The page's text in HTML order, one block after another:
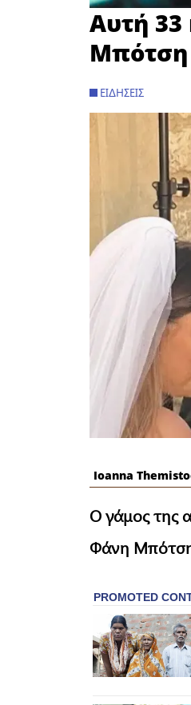
Αυτή 33
Μπότση
ΕΙΔΉΣΕΙΣ
Ioanna
Ο γάμος της
Φάνη Μπότση